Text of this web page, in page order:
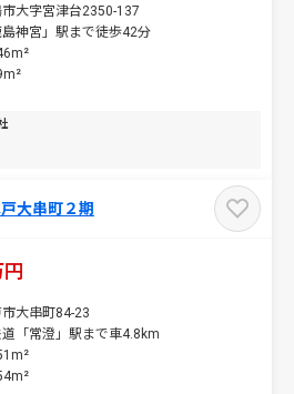
大字宮津台2350-137
神宮」駅まで徒歩42分
大串町２期
大串町84-23
「常澄」駅まで車4.8km